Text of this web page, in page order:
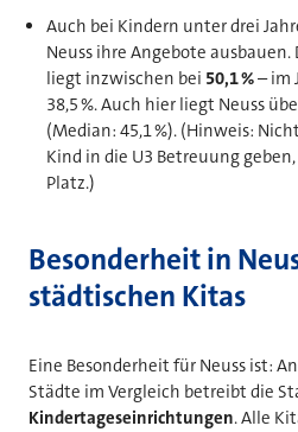
Auch bei Kindern unter drei
Neuss ihre Angebote
liegt inzwischen bei 50,1 %– im
38,5 %. Auch hier liegt Neuss
(Median: 45,1 %). (Hinweis:
Kind in die U3 Betreuung
Platz.)
Besonderheit in
städtischen Kitas
Eine Besonderheit für Neuss ist:
Städte im Vergleich betreibt die
Kindertageseinrichtungen. Alle